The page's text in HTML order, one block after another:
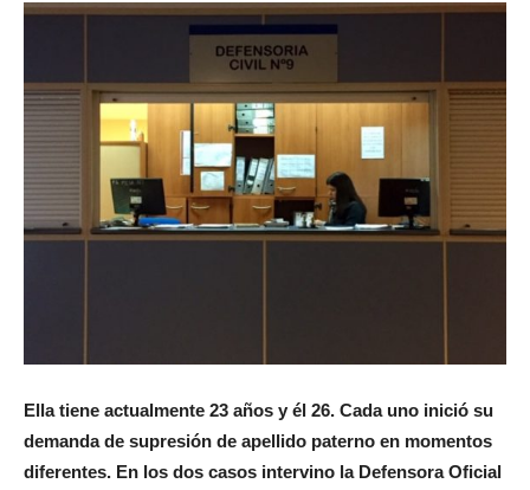
Ella tiene actualmente 23 años y él 26. Cada uno inició su
demanda de supresión de apellido paterno en momentos
diferentes. En los dos casos intervino la Defensora Oficial